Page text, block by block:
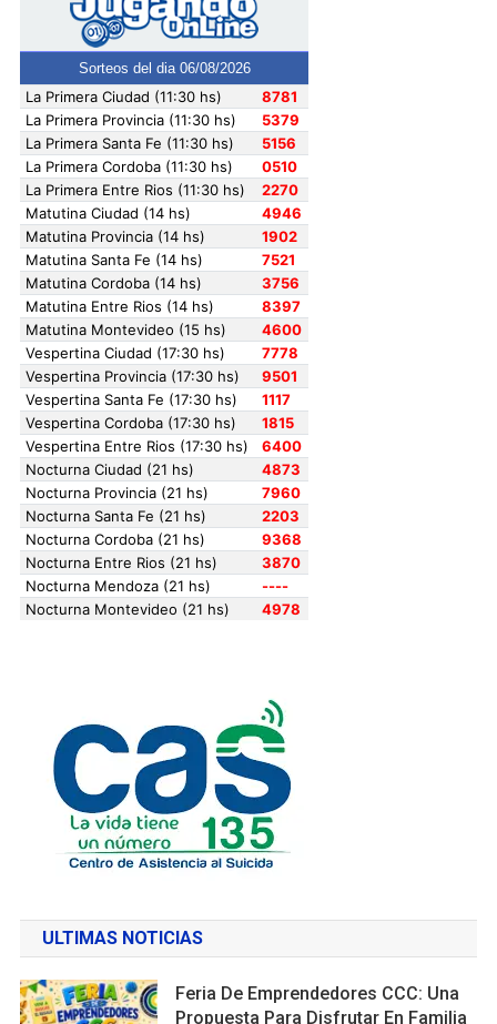
ULTIMAS NOTICIAS
Feria De Emprendedores CCC: Una
Propuesta Para Disfrutar En Familia